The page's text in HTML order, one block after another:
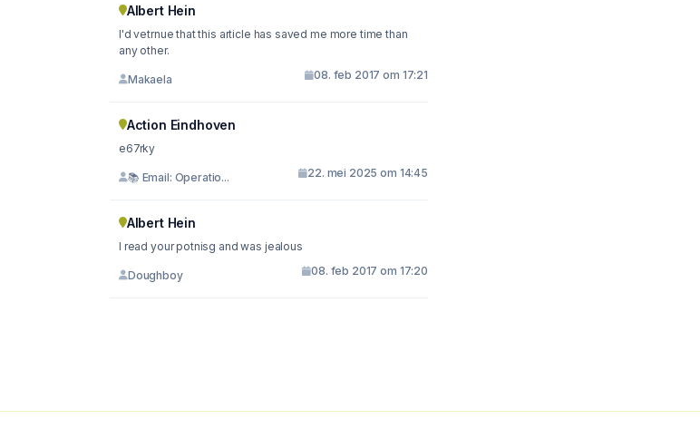
Albert Hein
I'd vetrnue that this article has saved me more time than
any other.
Makaela 08. feb 2017 om 17:21
Action Eindhoven
e67rky
📚 Email: Operatio... 22. mei 2025 om 14:45
Albert Hein
I read your potnisg and was jealous
Doughboy 08. feb 2017 om 17:20